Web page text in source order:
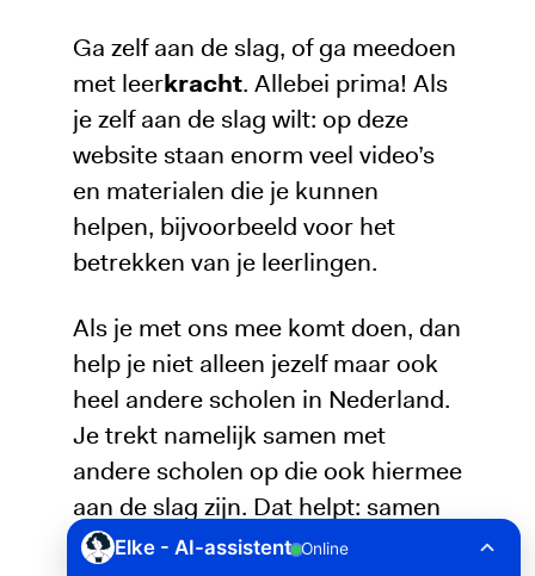
Ga zelf aan de slag, of ga meedoen
met leerkracht. Allebei prima! Als
je zelf aan de slag wilt: op deze
website staan enorm veel video’s
en materialen die je kunnen
helpen, bijvoorbeeld voor het
betrekken van je leerlingen.
Als je met ons mee komt doen, dan
help je niet alleen jezelf maar ook
heel andere scholen in Nederland.
Je trekt namelijk samen met
andere scholen op die ook hiermee
aan de slag zijn. Dat helpt: samen
successen vieren, ervaringen delen